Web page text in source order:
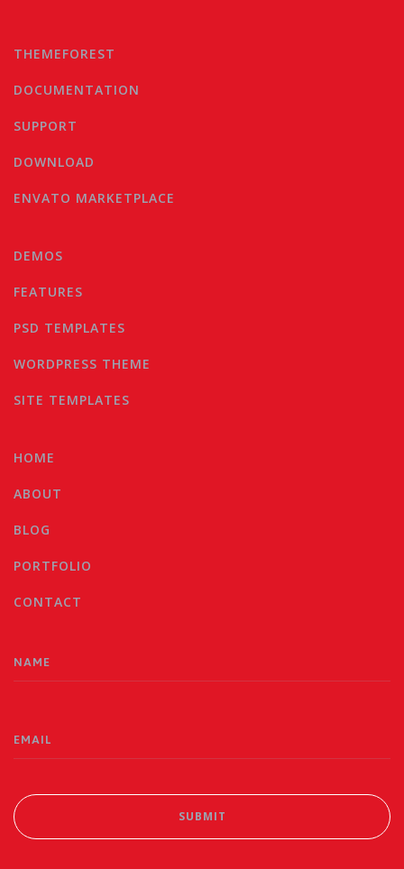
THEMEFOREST
DOCUMENTATION
SUPPORT
DOWNLOAD
ENVATO MARKETPLACE
DEMOS
FEATURES
PSD TEMPLATES
WORDPRESS THEME
SITE TEMPLATES
HOME
ABOUT
BLOG
PORTFOLIO
CONTACT